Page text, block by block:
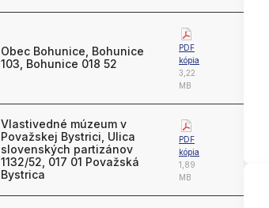
Obec Bohunice, Bohunice
103, Bohunice 018 52
PDF
kópia
3,22
MB
Vlastivedné múzeum v
Považskej Bystrici, Ulica
slovenských partizánov
1132/52, 017 01 Považská
Bystrica
PDF
kópia
1,89
MB